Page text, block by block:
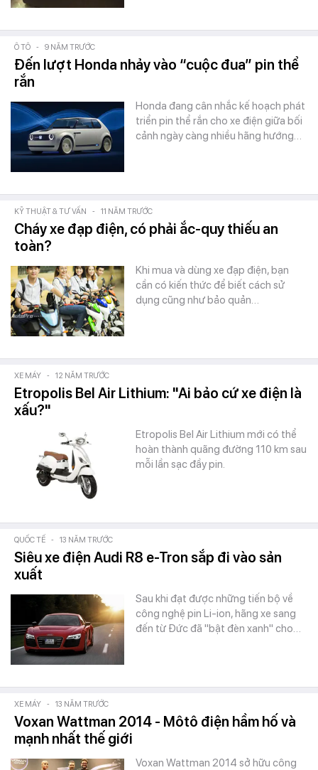
Ô TÔ - 9 NĂM TRƯỚC
Đến lượt Honda nhảy vào “cuộc đua” pin thể
rắn
Honda đang cân nhắc kế hoạch phát
triển pin thể rắn cho xe điện giữa bối
cảnh ngày càng nhiều hãng hướng…
KỸ THUẬT & TƯ VẤN - 11 NĂM TRƯỚC
Cháy xe đạp điện, có phải ắc-quy thiếu an
toàn?
Khi mua và dùng xe đạp điện, bạn
cần có kiến thức để biết cách sử
dụng cũng như bảo quản…
XE MÁY - 12 NĂM TRƯỚC
Etropolis Bel Air Lithium: "Ai bảo cứ xe điện là
xấu?"
Etropolis Bel Air Lithium mới có thể
hoàn thành quãng đường 110 km sau
mỗi lần sạc đầy pin.
QUỐC TẾ - 13 NĂM TRƯỚC
Siêu xe điện Audi R8 e-Tron sắp đi vào sản
xuất
Sau khi đạt được những tiến bộ về
công nghệ pin Li-ion, hãng xe sang
đến từ Đức đã "bật đèn xanh" cho…
XE MÁY - 13 NĂM TRƯỚC
Voxan Wattman 2014 - Môtô điện hầm hố và
mạnh nhất thế giới
Voxan Wattman 2014 sở hữu công